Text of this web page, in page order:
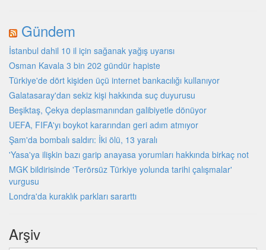
Gündem
İstanbul dahil 10 il için sağanak yağış uyarısı
Osman Kavala 3 bin 202 gündür hapiste
Türkiye'de dört kişiden üçü internet bankacılığı kullanıyor
Galatasaray'dan sekiz kişi hakkında suç duyurusu
Beşiktaş, Çekya deplasmanından galibiyetle dönüyor
UEFA, FIFA'yı boykot kararından geri adım atmıyor
Şam'da bombalı saldırı: İki ölü, 13 yaralı
'Yasa'ya ilişkin bazı garip anayasa yorumları hakkında birkaç not
MGK bildirisinde 'Terörsüz Türkiye yolunda tarihi çalışmalar'
vurgusu
Londra'da kuraklık parkları sararttı
Arşiv